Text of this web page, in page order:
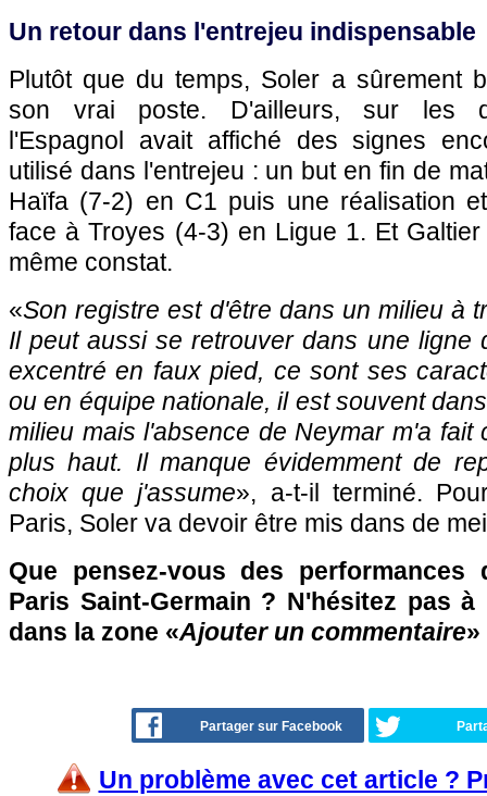
Un retour dans l'entrejeu indispensable
Plutôt que du temps, Soler a sûrement
son vrai poste. D'ailleurs, sur les
l'Espagnol avait affiché des signes
utilisé dans l'entrejeu : un but en fin de
Haïfa (7-2) en C1 puis une réalisation
face à Troyes (4-3) en Ligue 1. Et
même constat.
«Son registre est d'être dans un milieu à
Il peut aussi se retrouver dans une ligne
excentré en faux pied, ce sont ses
ou en équipe nationale, il est souvent
milieu mais l'absence de Neymar m'a fait
plus haut. Il manque évidemment de
choix que j'assume», a-t-il terminé.
Paris, Soler va devoir être mis dans de
Que pensez-vous des
Paris Saint-Germain ? N'hésitez pas
dans la zone «Ajouter un commentaire
Partager sur Facebook
Un problème avec cet article ?